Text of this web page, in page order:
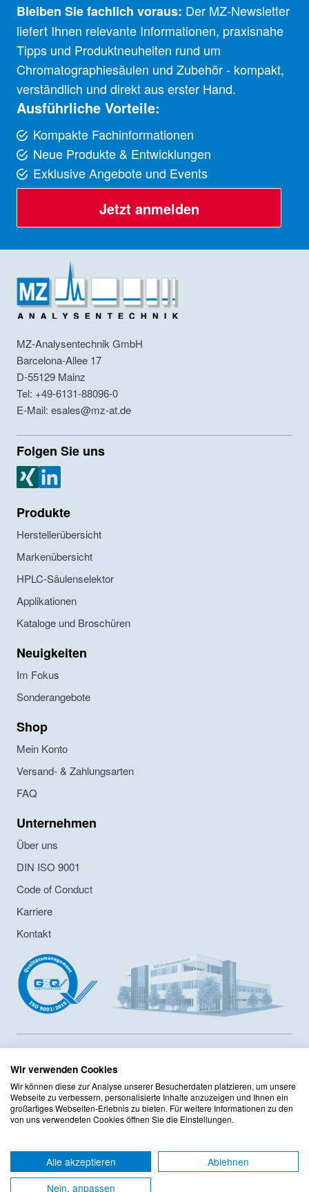
Bleiben Sie fachlich voraus: Der MZ-Newsletter
liefert Ihnen relevante Informationen, praxisnahe
Tipps und Produktneuheiten rund um
Chromatographiesäulen und Zubehör - kompakt,
verständlich und direkt aus erster Hand.
Ausführliche Vorteile:
Kompakte Fachinformationen
Neue Produkte & Entwicklungen
Exklusive Angebote und Events
Jetzt anmelden
MZ-Analysentechnik GmbH
Barcelona-Allee 17
D-55129 Mainz
Tel: +49-6131-88096-0
E-Mail: esales@mz-at.de
Folgen Sie uns
MZ Analysentechnik Xing
MZ Analysentechnik LinkedIn
Produkte
Herstellerübersicht
Markenübersicht
HPLC-Säulenselektor
Applikationen
Kataloge und Broschüren
Neuigkeiten
Im Fokus
Sonderangebote
Shop
Mein Konto
Versand- & Zahlungsarten
FAQ
Unternehmen
Über uns
DIN ISO 9001
Code of Conduct
Karriere
Kontakt
MZ-Analysentechnik GmbH ist Hersteller von HPLC- und GPC-
Säulen sowie Lieferant von Chromatographiesäulen und
Innerbertriebliches Compliance Programm sowie ein
Qualitätsmanagement mit DIN ISO 9001:2015 Zertifizierung
implementiert. Das Sortiment umfasst mehr als 125 Hersteller
Datenschutzerklärung
TOP
Wir verwenden Cookies
Wir können diese zur Analyse unserer Besucherdaten platzieren, um unsere
Webseite zu verbessern, personalisierte Inhalte anzuzeigen und Ihnen ein
großartiges Webseiten-Erlebnis zu bieten. Für weitere Informationen zu den
von uns verwendeten Cookies öffnen Sie die Einstellungen.
Alle akzeptieren
Ablehnen
Nein, anpassen